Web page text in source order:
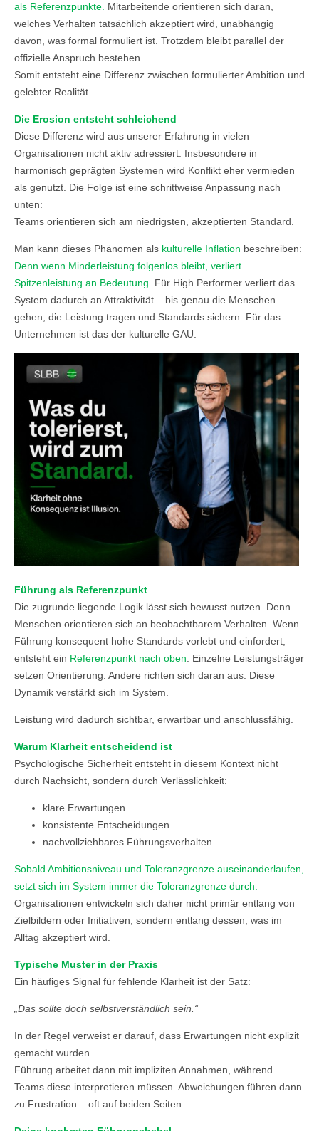
als Referenzpunkte. Mitarbeitende orientieren sich daran,
welches Verhalten tatsächlich akzeptiert wird, unabhängig
davon, was formal formuliert ist. Trotzdem bleibt parallel der
offizielle Anspruch bestehen.
Somit entsteht eine Differenz zwischen formulierter Ambition und
gelebter Realität.
Die Erosion entsteht schleichend
Diese Differenz wird aus unserer Erfahrung in vielen
Organisationen nicht aktiv adressiert. Insbesondere in
harmonisch geprägten Systemen wird Konflikt eher vermieden
als genutzt. Die Folge ist eine schrittweise Anpassung nach
unten:
Teams orientieren sich am niedrigsten, akzeptierten Standard.
Man kann dieses Phänomen als kulturelle Inflation beschreiben:
Denn wenn Minderleistung folgenlos bleibt, verliert
Spitzenleistung an Bedeutung.
Für High Performer verliert das
System dadurch an Attraktivität – bis genau die Menschen
gehen, die Leistung tragen und Standards sichern. Für das
Unternehmen ist das der kulturelle GAU.
Führung als Referenzpunkt
Die zugrunde liegende Logik lässt sich bewusst nutzen. Denn
Menschen orientieren sich an beobachtbarem Verhalten. Wenn
Führung konsequent hohe Standards vorlebt und einfordert,
entsteht ein Referenzpunkt nach oben . Einzelne Leistungsträger
setzen Orientierung. Andere richten sich daran aus. Diese
Dynamik verstärkt sich im System.
Leistung wird dadurch sichtbar, erwartbar und anschlussfähig.
Warum Klarheit entscheidend ist
Psychologische Sicherheit entsteht in diesem Kontext nicht
durch Nachsicht, sondern durch Verlässlichkeit:
klare Erwartungen
konsistente Entscheidungen
nachvollziehbares Führungsverhalten
Sobald Ambitionsniveau und Toleranzgrenze auseinanderlaufen,
setzt sich im System immer die Toleranzgrenze durch.
Organisationen entwickeln sich daher nicht primär entlang von
Zielbildern oder Initiativen, sondern entlang dessen, was im
Alltag akzeptiert wird.
Typische Muster in der Praxis
Ein häufiges Signal für fehlende Klarheit ist der Satz:
„Das sollte doch selbstverständlich sein.“
In der Regel verweist er darauf, dass Erwartungen nicht explizit
gemacht wurden.
Führung arbeitet dann mit impliziten Annahmen, während
Teams diese interpretieren müssen. Abweichungen führen dann
zu Frustration – oft auf beiden Seiten.